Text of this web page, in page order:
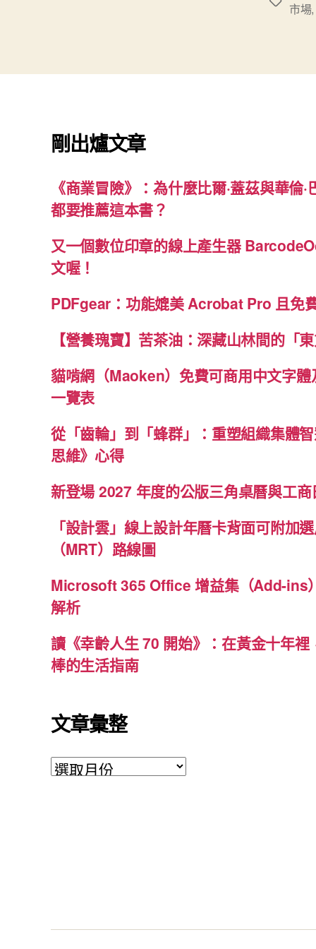
市場,
剛出爐文章
《商業冒險》：為什麼比爾·蓋茲與華倫
都要推薦這本書？
又一個數位印章的線上產生器
文喔！
PDFgear：功能媲美 Acrobat Pro 且免
【營養瑰寶】苦茶油：深藏山林間的「
貓啃網（Maoken）免費可商用中文字
一覽表
從「齒輪」到「蜂群」：重塑組織集體
思維》心得
新登場 2027 年度的公版三角桌曆與工
「設計雲」線上設計年曆卡背面可附加
（MRT）路線圖
Microsoft 365 Office 增益集（Add-ins
解析
讀《幸齡人生 70 開始》：在黃金十年
棒的生活指南
文章彙整
文